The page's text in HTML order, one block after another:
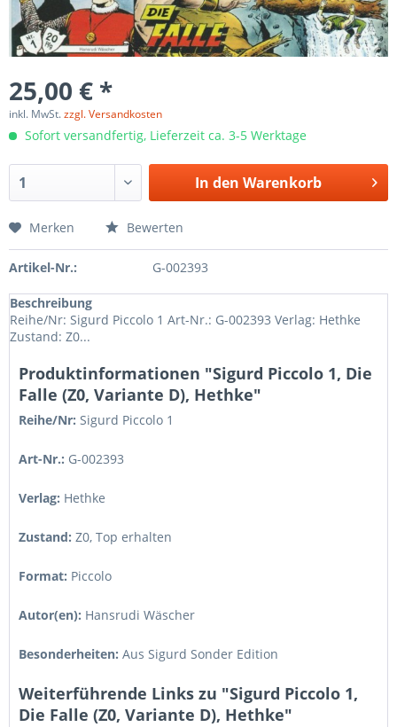
25,00 € *
inkl. MwSt.zzgl. Versandkosten
Sofort versandfertig, Lieferzeit ca. 3-5 Werktage
In den Warenkorb
Merken Bewerten
Artikel-Nr.: G-002393
Beschreibung
Reihe/Nr: Sigurd Piccolo 1 Art-Nr.: G-002393 Verlag: Hethke
Zustand: Z0...
Produktinformationen "Sigurd Piccolo 1, Die
Falle (Z0, Variante D), Hethke"
Reihe/Nr: Sigurd Piccolo 1
Art-Nr.: G-002393
Verlag: Hethke
Zustand: Z0, Top erhalten
Format: Piccolo
Autor(en): Hansrudi Wäscher
Besonderheiten: Aus Sigurd Sonder Edition
Weiterführende Links zu "Sigurd Piccolo 1,
Die Falle (Z0, Variante D), Hethke"